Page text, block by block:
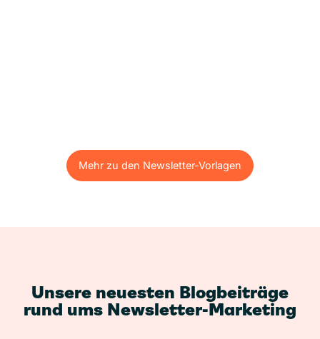
Mehr zu den Newsletter-Vorlagen
Mehr zu den Newsletter-Vorlagen
Unsere neuesten Blogbeiträge
rund ums Newsletter-Marketing